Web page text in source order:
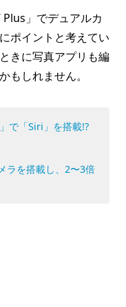
」でデュアルカ
ポイントと考えてい
きに写真アプリも編
もしれません。
で「Siri」を搭載!?
ラを搭載し、2〜3倍